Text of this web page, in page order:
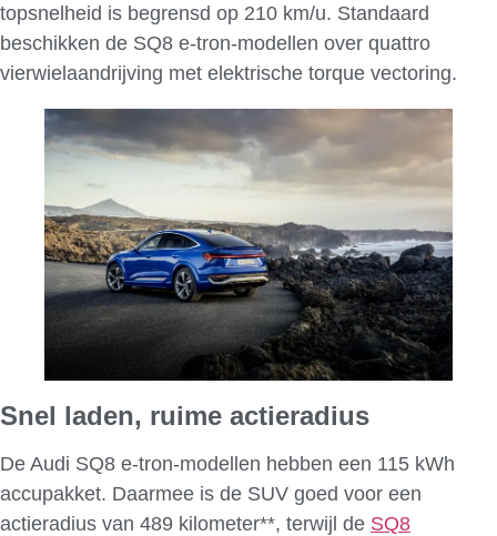
topsnelheid is begrensd op 210 km/u. Standaard
beschikken de SQ8 e-tron-modellen over quattro
vierwielaandrijving met elektrische torque vectoring.
Snel laden, ruime actieradius
De Audi SQ8 e-tron-modellen hebben een 115 kWh
accupakket. Daarmee is de SUV goed voor een
actieradius van 489 kilometer**, terwijl de SQ8